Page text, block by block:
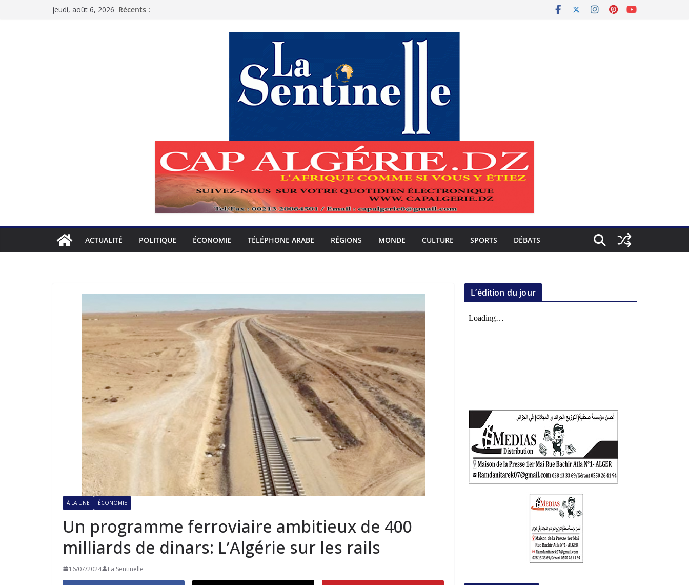
jeudi, août 6, 2026 Récents :
ACTUALITÉ POLITIQUE ÉCONOMIE TÉLÉPHONE ARABE RÉGIONS MONDE CULTURE SPORTS DÉBATS
À LA UNE ÉCONOMIE
Un programme ferroviaire ambitieux de 400
milliards de dinars: L’Algérie sur les rails
16/07/2024 La Sentinelle
L’édition du jour